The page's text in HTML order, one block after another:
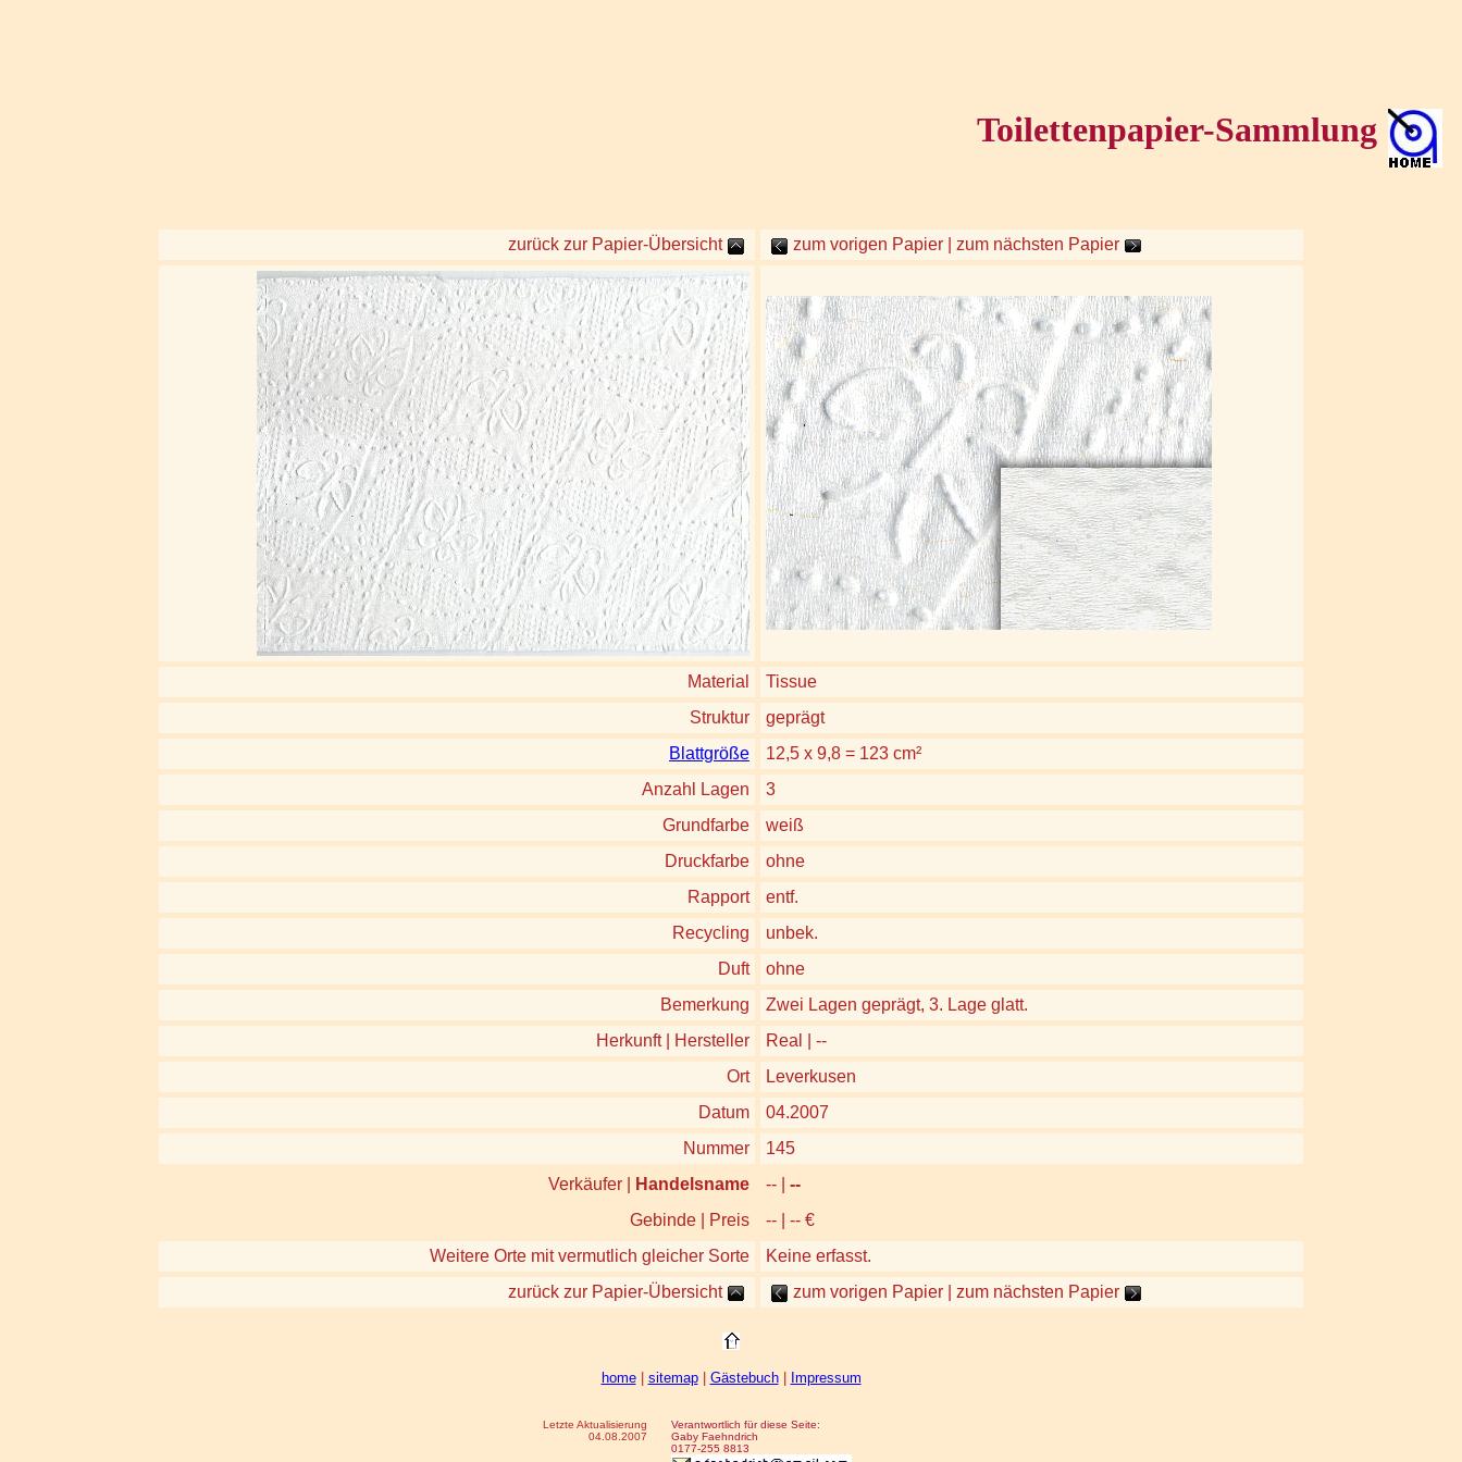
Toilettenpapier-Sammlung
zurück zur Papier-Übersicht zum vorigen Papier | zum nächsten Papier
Material
Tissue
Struktur
geprägt
Blattgröße
12,5 x 9,8 = 123 cm²
Anzahl Lagen
3
Grundfarbe
weiß
Druckfarbe
ohne
Rapport
entf.
Recycling
unbek.
Duft
ohne
Bemerkung
Zwei Lagen geprägt, 3. Lage glatt.
Herkunft | Hersteller
Real | --
Ort
Leverkusen
Datum
04.2007
Nummer
145
Verkäufer |
Handelsname -- | --
Gebinde | Preis
-- | -- €
Weitere Orte mit vermutlich gleicher Sorte
Keine erfasst.
zurück zur Papier-Übersicht
zum vorigen Papier | zum nächsten Papier
home| sitemap| Gästebuch| Impressum
Letzte Aktualisierung
04.08.2007
Verantwortlich für diese Seite:
Gaby Faehndrich
0177-255 8813